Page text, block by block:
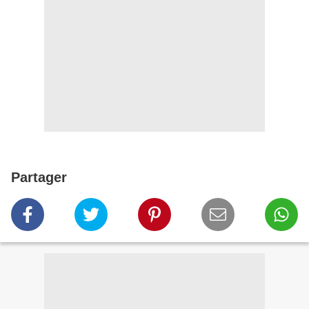
Partager